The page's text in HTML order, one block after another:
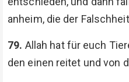
anheim, die der
79. Allah hat für euch
den einen reitet und von